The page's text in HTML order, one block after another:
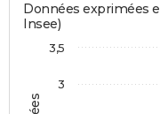
Données exprimées
Insee)
3
3,5